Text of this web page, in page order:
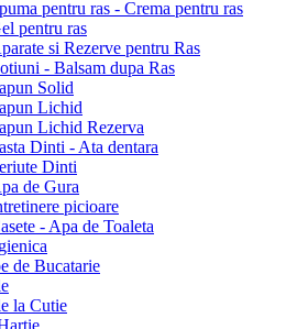
pentru ras - Crema pentru ras
pentru ras
si Rezerve pentru Ras
- Balsam dupa Ras
Solid
Lichid
Lichid Rezerva
Dinti - Ata dentara
Dinti
de Gura
picioare
- Apa de Toaleta
de Bucatarie
la Cutie